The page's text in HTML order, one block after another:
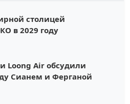
столицей
в 2029 году
Loong Air обсудили
Сианем и Ферганой